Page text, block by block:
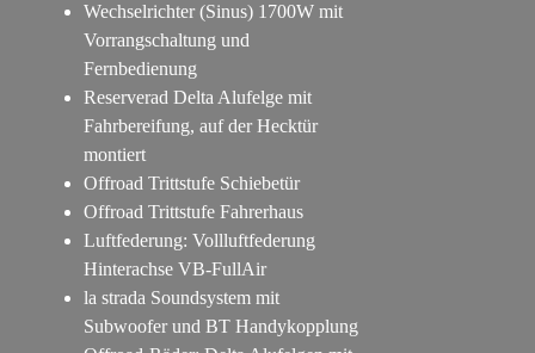
Wechselrichter (Sinus) 1700W mit
Vorrangschaltung und
Fernbedienung
Reserverad Delta Alufelge mit
Fahrbereifung, auf der Hecktür
montiert
Offroad Trittstufe Schiebetür
Offroad Trittstufe Fahrerhaus
Luftfederung: Vollluftfederung
Hinterachse VB-FullAir
la strada Soundsystem mit
Subwoofer und BT Handykopplung